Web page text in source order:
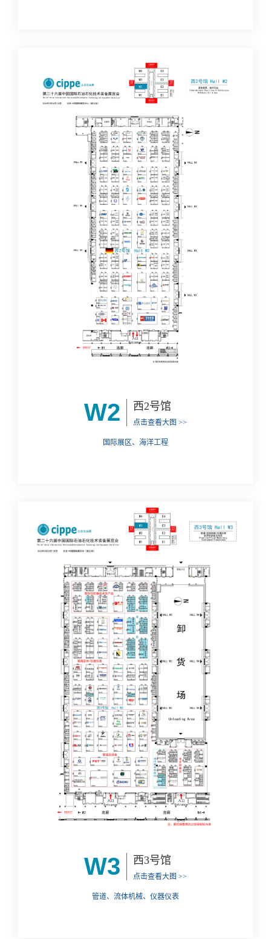
W2 西2号馆
点击查看大图 >>
国际展区、海洋工程
W3 西3号馆
点击查看大图 >>
管道、流体机械、仪器仪表